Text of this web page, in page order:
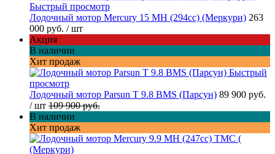
Быстрый просмотр
Лодочный мотор Mercury 15 MH (294cc) (Меркури) 263
000 руб. / шт
Акция
В наличии
Хит продаж
Быстрый
просмотр
Лодочный мотор Parsun T 9.8 BMS (Парсун) 89 900 руб.
/ шт 109 900 руб.
В наличии
Хит продаж